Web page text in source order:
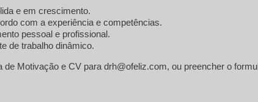
e em crescimento.
com a experiência e competências.
pessoal e profissional.
de trabalho dinâmico.
Motivação e CV para drh@ofeliz.com, ou preencher o